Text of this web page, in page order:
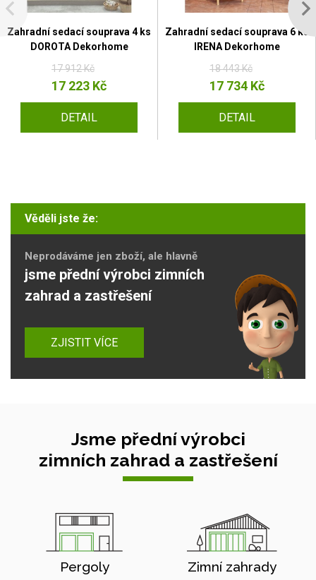
Zahradní sedací souprava 4 ks
DOROTA Dekorhome
17 912 Kč
17 223 Kč
DETAIL
Zahradní sedací souprava 6 ks
IRENA Dekorhome
18 443 Kč
17 734 Kč
DETAIL
Věděli jste že:
Neprodáváme jen zboží, ale hlavně
jsme přední výrobci zimních
zahrad a zastřešení
ZJISTIT VÍCE
Jsme přední výrobci
zimních zahrad a zastřešení
Pergoly Zimní zahrady